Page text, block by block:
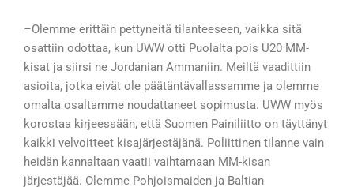
–Olemme erittäin pettyneitä tilanteeseen, vaikka sitä
osattiin odottaa, kun UWW otti Puolalta pois U20 MM-
kisat ja siirsi ne Jordanian Ammaniin. Meiltä vaadittiin
asioita, jotka eivät ole päätäntävallassamme ja olemme
omalta osaltamme noudattaneet sopimusta. UWW myös
korostaa kirjeessään, että Suomen Painiliitto on täyttänyt
kaikki velvoitteet kisajärjestäjänä. Poliittinen tilanne vain
heidän kannaltaan vaatii vaihtamaan MM-kisan
järjestäjää. Olemme Pohjoismaiden ja Baltian